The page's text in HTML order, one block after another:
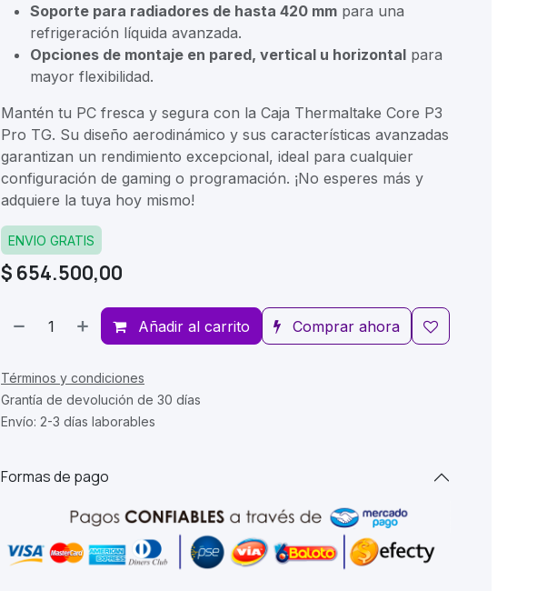
Soporte para radiadores de hasta 420 mm para una
refrigeración líquida avanzada.
Opciones de montaje en pared, vertical u horizontal para
mayor flexibilidad.
Mantén tu PC fresca y segura con la Caja Thermaltake Core P3
Pro TG. Su diseño aerodinámico y sus características avanzadas
garantizan un rendimiento excepcional, ideal para cualquier
configuración de gaming o programación. ¡No esperes más y
adquiere la tuya hoy mismo!
ENVIO GRATIS
$ 654.500,00
Añadir al carrito Comprar ahora
Términos y condiciones
Grantía de devolución de 30 días
Envío: 2-3 días laborables
Formas de pago